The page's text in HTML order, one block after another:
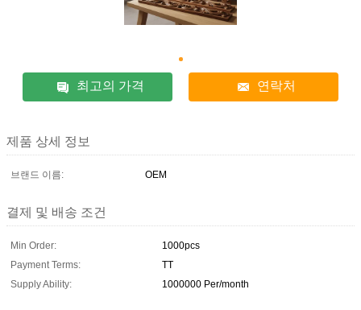
최고의 가격 연락처
제품 상세 정보
브랜드 이름: OEM
결제 및 배송 조건
Min Order:
1000pcs
Payment Terms:
TT
Supply Ability:
1000000 Per/month